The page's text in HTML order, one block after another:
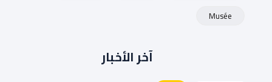
Musée
آخر الأخبار